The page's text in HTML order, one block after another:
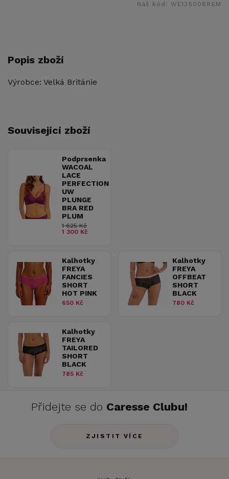
Náš kód: WE135006REM
Popis zboží
Výrobce: Velká Británie
Související zboží
Podprsenka
WACOAL
LACE
PERFECTION
UW
PLUNGE
BRA RED
PLUM
1 625 Kč
1 300 Kč
Kalhotky
FREYA
FANCIES
SHORT
HOT PINK
650 Kč
Kalhotky
FREYA
OFFBEAT
SHORT
BLACK
780 Kč
Kalhotky
FREYA
TAILORED
SHORT
BLACK
785 Kč
Přidejte se do Caresse Clubu!
ZJISTIT VÍCE